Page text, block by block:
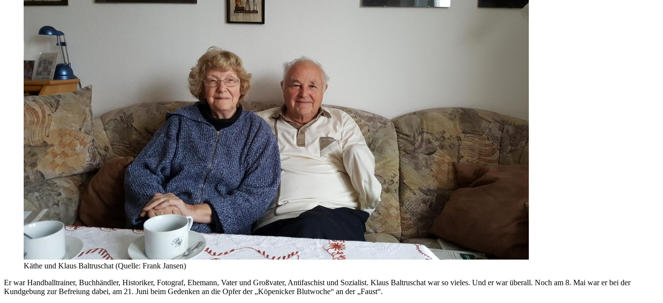
Käthe und Klaus Baltruschat (Quelle: Frank Jansen)
Er war Handballtrainer, Buchhändler, Historiker, Fotograf, Ehemann, Vater und Großvater, Antifaschist und Sozialist. Klaus Baltruschat war so vieles. Und er war überall. Noch am 8. Mai war er bei der
Kundgebung zur Befreiung dabei, am 21. Juni beim Gedenken an die Opfer der „Köpenicker Blutwoche“ an der „Faust“.